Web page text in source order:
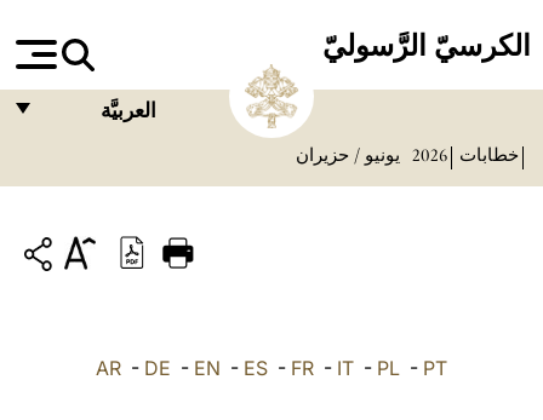
الكرسيّ الرَّسوليّ
العربيَّة
ITALIANO
خطابات 2026 يونيو / حزيران
AR - DE - EN - ES - FR - IT - PL - PT